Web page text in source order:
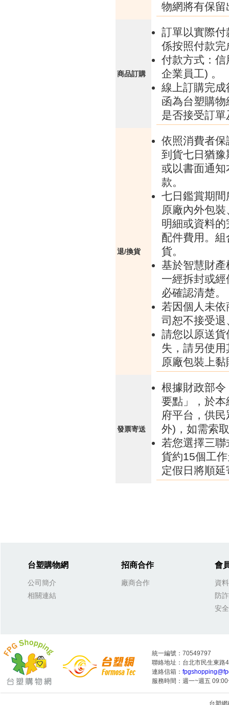
物網將有保
商品訂購
訂單以實際
係按照付款
付款方式：
企業員工) 。
線上訂購完
函為台塑購
是否接受訂
退/換貨
依照消費者
到貨七日猶
或以書面通
款。
七日鑑賞期
原廠內外包
明細或資料
配件費用。
貨。
基於智慧財
一經拆封或
必確認清楚。
若因個人未
司恕不接受
請您以原送
失，請另使
原廠包裝上
發票寄送
根據財政部
要點」，於
府平台，供
外)，如需索
若您選擇三
貨約15個工
定假日將順延
台塑購物網
公司簡介
相關連結
招商合作
廠商合作
會
資
防
安
統一編號：70549797
聯絡地址：台北市民生東路
連絡信箱：
服務時間：週一~週五
台塑